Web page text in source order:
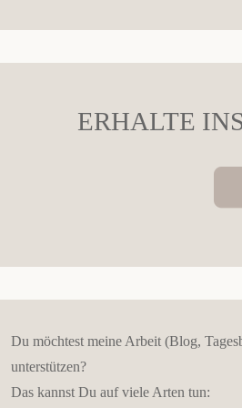
ERHALTE
Du möchtest meine Arbeit (Blog,
unterstützen?
Das kannst Du auf viele Arten tun: